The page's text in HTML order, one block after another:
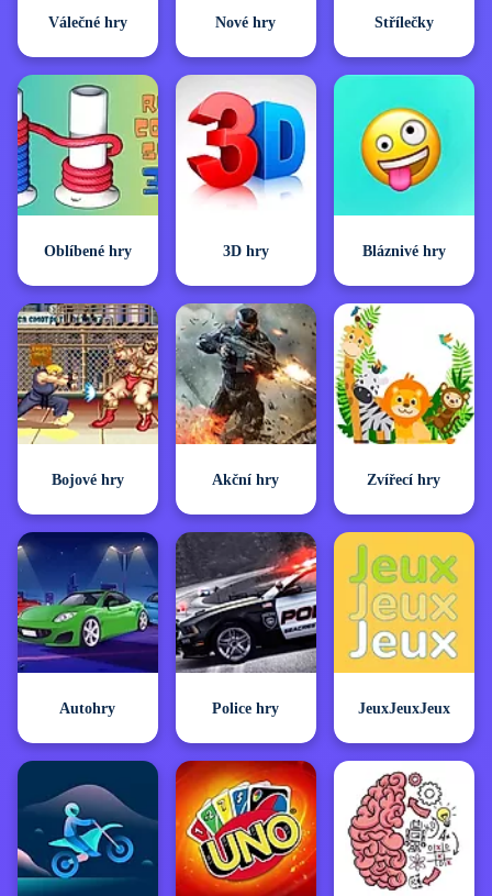
Válečné hry Nové hry Střílečky
Oblíbené hry 3D hry Bláznivé hry
Bojové hry Akční hry Zvířecí hry
Autohry Police hry JeuxJeuxJeux